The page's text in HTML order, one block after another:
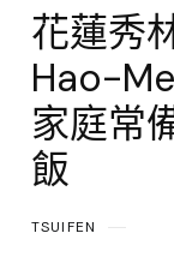
花蓮秀
Hao-
家庭常
飯
TSUIFEN